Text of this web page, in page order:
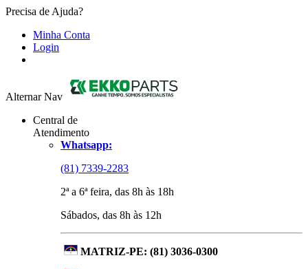
Precisa de Ajuda?
Minha Conta
Login
Alternar Nav
Central de
Atendimento
Whatsapp:
(81) 7339-2283
2ª a 6ª feira, das 8h às 18h
Sábados, das 8h às 12h
MATRIZ-PE: (81) 3036-0300